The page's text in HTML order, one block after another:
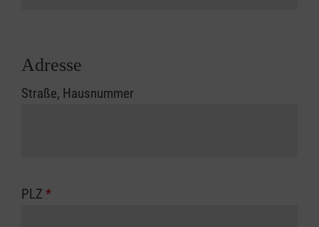
Adresse
Straße, Hausnummer
PLZ *